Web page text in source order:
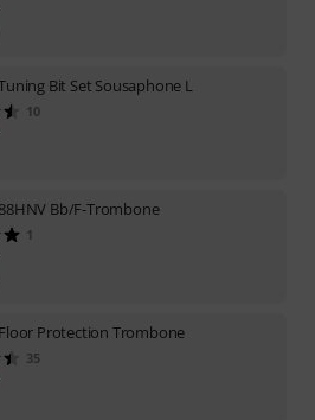
Bit Set Sousaphone L
10
88HNV Bb/F-Trombone
1
Floor Protection Trombone
35